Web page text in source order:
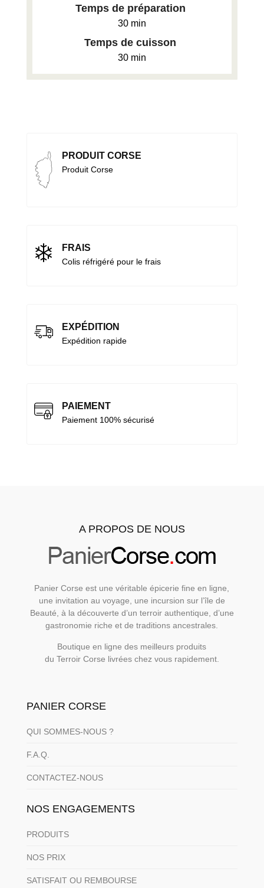
Temps de préparation
30 min
Temps de cuisson
30 min
PRODUIT CORSE
Produit Corse
FRAIS
Colis réfrigéré pour le frais
EXPÉDITION
Expédition rapide
PAIEMENT
Paiement 100% sécurisé
A PROPOS DE NOUS
Panier Corse est une véritable épicerie fine en ligne,
une invitation au voyage, une incursion sur l’île de
Beauté, à la découverte d’un terroir authentique, d’une
gastronomie riche et de traditions ancestrales.
Boutique en ligne des meilleurs produits
du Terroir Corse livrées chez vous rapidement.
PANIER CORSE
QUI SOMMES-NOUS ?
F.A.Q.
CONTACTEZ-NOUS
NOS ENGAGEMENTS
PRODUITS
NOS PRIX
SATISFAIT OU REMBOURSE